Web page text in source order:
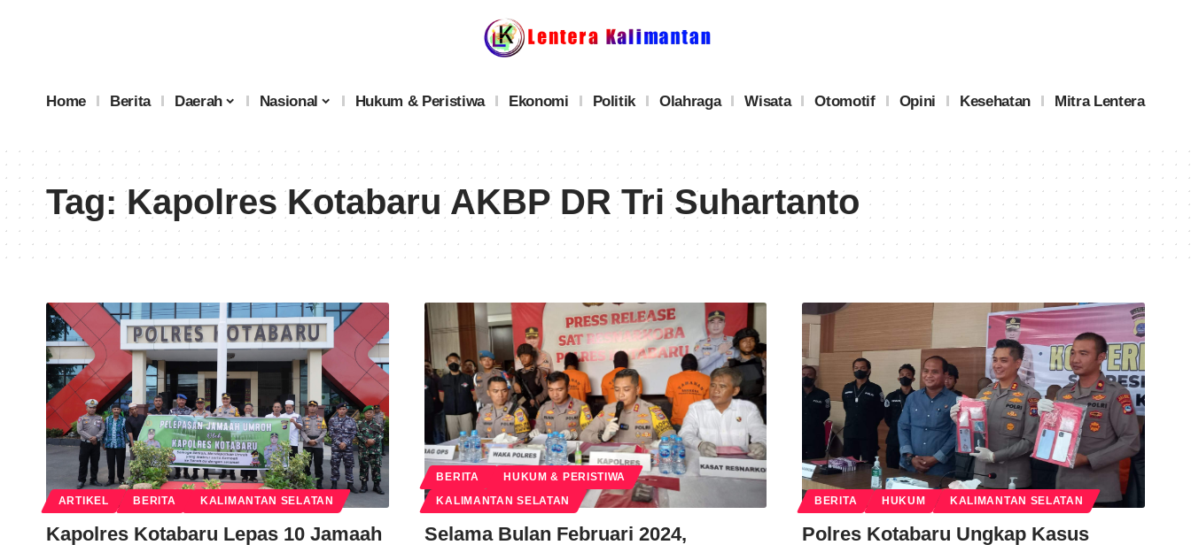
Home Berita Daerah Nasional Hukum & Peristiwa Ekonomi Politik Olahraga Wisata Otomotif Opini Kesehatan Mitra Lentera
Tag:Kapolres Kotabaru AKBP DR Tri Suhartanto
ARTIKEL BERITA KALIMANTAN SELATAN
Kapolres Kotabaru Lepas 10 Jamaah
BERITA HUKUM & PERISTIWA
KALIMANTAN SELATAN
Selama Bulan Februari 2024,
BERITA HUKUM KALIMANTAN SELATAN
Polres Kotabaru Ungkap Kasus